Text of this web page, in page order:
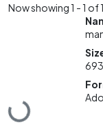
Now showing1 - 1 of 1
Loading...